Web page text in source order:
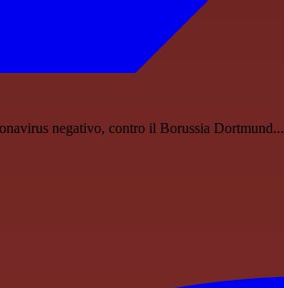
negativo, contro il Borussia Dortmund...